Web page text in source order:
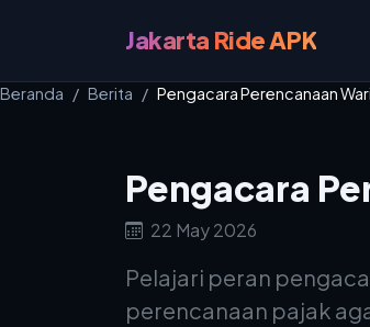
Jakarta Ride APK
Beranda Berita Pengacara Perencanaan
Pengacara
22 May 2026
Pelajari peran
perencanaan pajak